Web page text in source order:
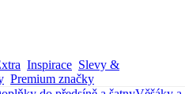
Inspirace Slevy &
Premium značky